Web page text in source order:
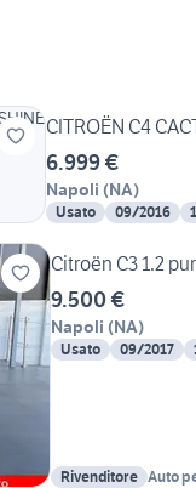
CITROËN C4
6.999 €
Napoli (NA)
Usato 09/2016
Citroën C3 1.2
9.500 €
Napoli (NA)
Usato 09/2017
Rivenditore Auto